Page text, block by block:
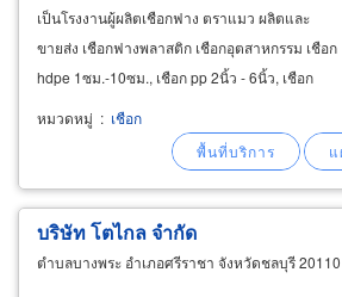
เป็นโรงงานผู้ผลิตเชือกฟาง ตราแมว ผลิตและ
ขายส่ง เชือกฟางพลาสติก เชือกอุตสาหกรรม เชือก
hdpe 1ซม.-10ซม., เชือก pp 2นิ้ว - 6นิ้ว, เชือก
เกลียว สีขาว น้ำเงิน เทา ชนิด 1เกลียว, 3เกลียว,
เชือกเกลียวแบบนิ่มชนิด 1เกลียว, 3เกลียว, เชือกไน
ล่อนเขียวขี้ม้า เชือกฟางเส้นใหญ่
หมวดหมู่ : เชือก
บริษัท โตไกล จำกัด
ตำบลบางพระ อำเภอศรีราชา จังหวัดชลบุรี 20110